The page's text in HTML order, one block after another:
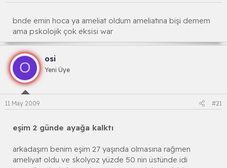
bnde emin hoca ya ameliat oldum ameliatına bişi demem
ama pskolojik çok eksisi war
O
osi
Yeni Üye
11 May 2009 #21
eşim 2 günde ayağa kalktı
arkadaşım benim eşim 27 yaşında olmasına rağmen
ameliyat oldu ve skolyoz yüzde 50 nin üstünde idi